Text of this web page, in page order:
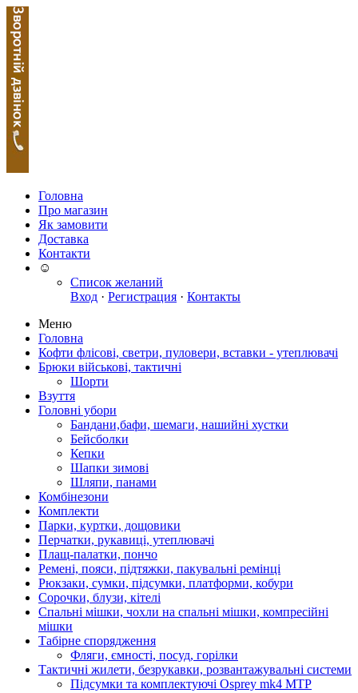
Головна
Про магазин
Як замовити
Доставка
Контакти
☺
Список желаний
Вход · Регистрация · Контакты
Меню
Головна
Кофти флісові, светри, пуловери, вставки - утеплювачі
Брюки військові, тактичні
Шорти
Взуття
Головні убори
Бандани,бафи, шемаги, нашийні хустки
Бейсболки
Кепки
Шапки зимові
Шляпи, панами
Комбінезони
Комплекти
Парки, куртки, дощовики
Перчатки, рукавиці, утеплювачі
Плащ-палатки, пончо
Ремені, пояси, підтяжки, пакувальні ремінці
Рюкзаки, сумки, підсумки, платформи, кобури
Сорочки, блузи, кітелі
Спальні мішки, чохли на спальні мішки, компресійні
мішки
Табірне спорядження
Фляги, ємності, посуд, горілки
Тактичні жилети, безрукавки, розвантажувальні системи
Підсумки та комплектуючі Osprey mk4 MTP